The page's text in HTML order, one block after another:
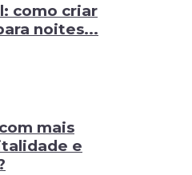
como criar
noites...
mais
e